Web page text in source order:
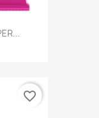
favorite_border